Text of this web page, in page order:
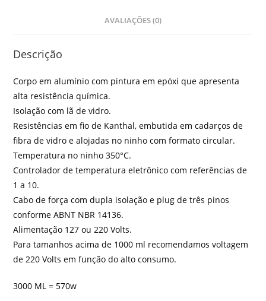
AVALIAÇÕES (0)
Descrição
Corpo em alumínio com pintura em epóxi que apresenta
alta resistência química.
Isolação com lã de vidro.
Resistências em fio de Kanthal, embutida em cadarços de
fibra de vidro e alojadas no ninho com formato circular.
Temperatura no ninho 350°C.
Controlador de temperatura eletrônico com referências de
1 a 10.
Cabo de força com dupla isolação e plug de três pinos
conforme ABNT NBR 14136.
Alimentação 127 ou 220 Volts.
Para tamanhos acima de 1000 ml recomendamos voltagem
de 220 Volts em função do alto consumo.
3000 ML = 570w